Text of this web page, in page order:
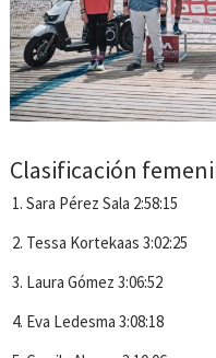
Clasificación
Sara Pérez Sala 2:58:15
Tessa Kortekaas 3:02:25
Laura Gómez 3:06:52
Eva Ledesma 3:08:18